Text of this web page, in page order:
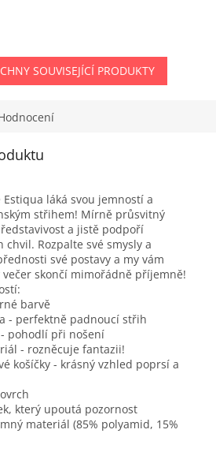
SOUVISEJÍCÍ PRODUKTY
láká svou jemností a
střihem! Mírně průsvitný
a jistě podpoří
Rozpalte své smysly a
své postavy a my vám
skončí mimořádně příjemně!
barvě
- perfektně padnoucí střih
pohodlí při nošení
- rozněcuje fantazii!
košíčky - krásný vzhled poprsí a
který upoutá pozornost
materiál (85% polyamid, 15%